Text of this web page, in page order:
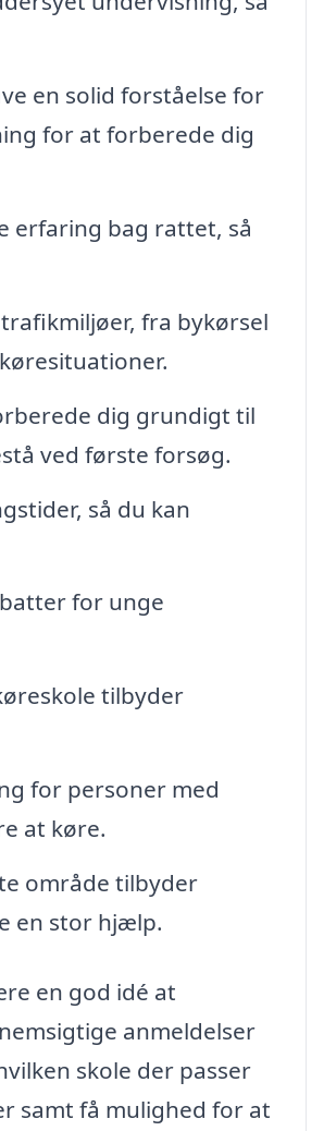
en solid forståelse for
for at forberede dig
erfaring bag rattet, så
fra bykørsel
dig grundigt til
ved første forsøg.
så du kan
for unge
tilbyder
for personer med
at køre.
område tilbyder
en stor hjælp.
en god idé at
anmeldelser
skole der passer
samt få mulighed for at